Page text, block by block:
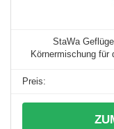
StaWa
Körnermischung für